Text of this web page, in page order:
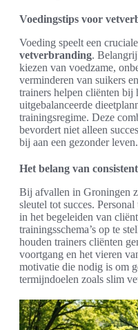
Voedingstips voor
Voeding speelt een
vetverbranding.
kiezen van voedzame,
verminderen van suikers
trainers helpen cliënten bij
uitgebalanceerde
trainingsregime. Deze
bevordert niet alleen
bij aan een gezonder leven.
Het belang van
Bij afvallen in Groningen
sleutel tot succes.
in het begeleiden van
trainingsschema’s op te
houden trainers cliënten
voortgang en het vieren
motivatie die nodig is om
termijndoelen zoals slim